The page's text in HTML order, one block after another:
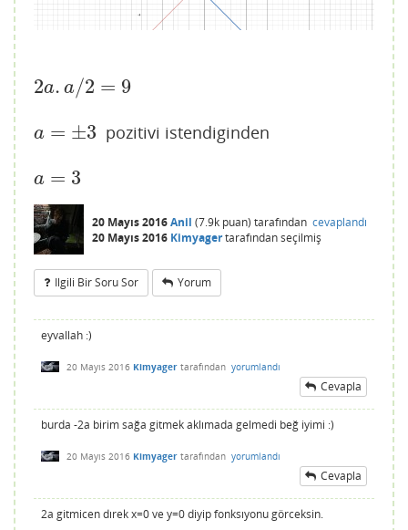
2a. a/2 = 9
2a.a/2=9
a = ±3
a=±3 pozitivi istendiginden
a = 3
a=3
20 Mayıs 2016Anil (7.9k puan) tarafından cevaplandı
20 Mayıs 2016 Kimyagertarafındanseçilmiş
Ilgili Bir Soru Sor Yorum
eyvallah :)
20 Mayıs 2016 Kimyager tarafından yorumlandı
Cevapla
burda -2a birim sağa gitmek aklımada gelmedi beğ iyimi :)
20 Mayıs 2016 Kimyager tarafından yorumlandı
Cevapla
2a gitmicen dırek x=0 ve y=0 diyip fonksıyonu görceksin.